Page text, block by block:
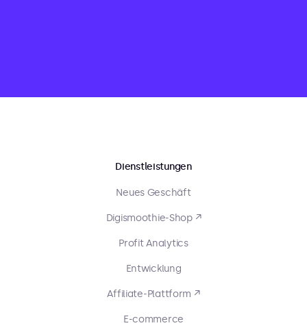
Dienstleistungen
Neues Geschäft
Digismoothie-Shop ↗
Profit Analytics
Entwicklung
Affiliate-Plattform ↗
E-commerce